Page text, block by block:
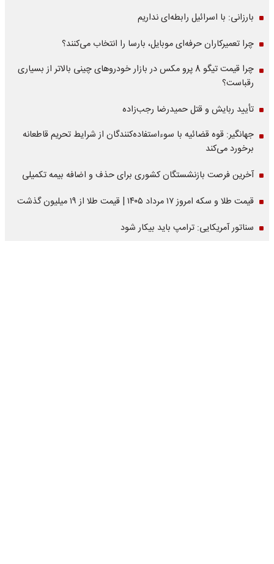
بارزانی: با اسرائیل رابطه‌ای نداریم
چرا تعمیرکاران حرفه‌ای موبایل، بارسا را انتخاب می‌کنند؟
چرا قیمت تیگو 8 پرو مکس در بازار خودروهای چینی بالاتر از بسیاری
رقباست؟
تأیید ربایش و قتل حمیدرضا رجب‌زاده
جهانگیر: قوه قضائیه با سوءاستفاده‌کنندگان از شرایط تحریم قاطعانه
برخورد می‌کند
آخرین فرصت بازنشستگان کشوری برای حذف و اضافه بیمه تکمیلی
قیمت طلا و سکه امروز ۱۷ مرداد ۱۴۰۵ | قیمت طلا از ۱۹ میلیون گذشت
سناتور آمریکایی: ترامپ باید بیکار شود